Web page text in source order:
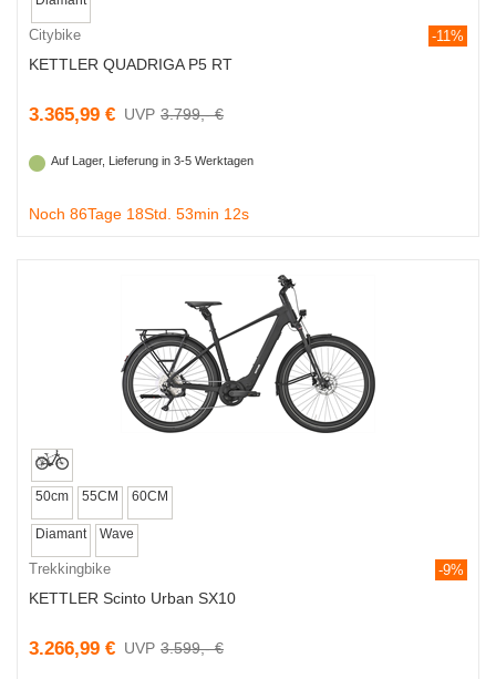
Citybike -11%
KETTLER QUADRIGA P5 RT
3.365,99 € 3.799,- €
Auf Lager, Lieferung in 3-5 Werktagen
Noch 86Tage 18Std. 53min 11s
50cm 55CM 60CM
Diamant Wave
Trekkingbike -9%
KETTLER Scinto Urban SX10
3.266,99 € 3.599,- €